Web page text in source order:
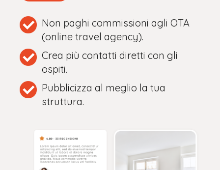
Non paghi commissioni agli OTA
(online travel agency).
Crea più contatti diretti con gli
ospiti.
Pubblicizza al meglio la tua
struttura.